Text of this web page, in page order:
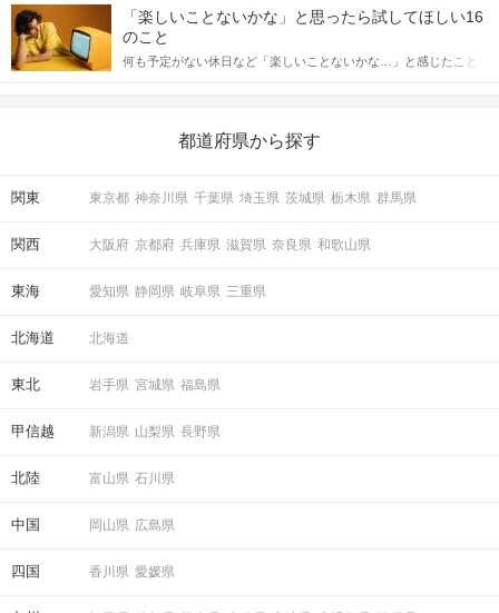
合にどのような行動に繋げるべきかをご紹介していきます。
しかし、中には「どう誘ったらいいの？」とお困りの男性もいら
っしゃるのではないでしょうか。 そこで今回は、男性から女性へ
送るLINEでのデートの誘い方のコツをご紹介します。例文も混じ
えながら解説するので、ぜひ参考にしてください。
「楽しいことないかな」と思ったら試してほしい16
のこと
何も予定がない休日など「楽しいことないかな…」と感じたこと
の楽しいことアイデアを集めました♪ いままさに楽しいことを探し
都道府県から探す
関東 東京都 神奈川県 千葉県 埼玉県 茨城県 栃木県 群馬県
関西 大阪府 京都府 兵庫県 滋賀県 奈良県 和歌山県
東海 愛知県 静岡県 岐阜県 三重県
北海道 北海道
東北 岩手県 宮城県 福島県
甲信越 新潟県 山梨県 長野県
北陸 富山県 石川県
中国 岡山県 広島県
四国 香川県 愛媛県